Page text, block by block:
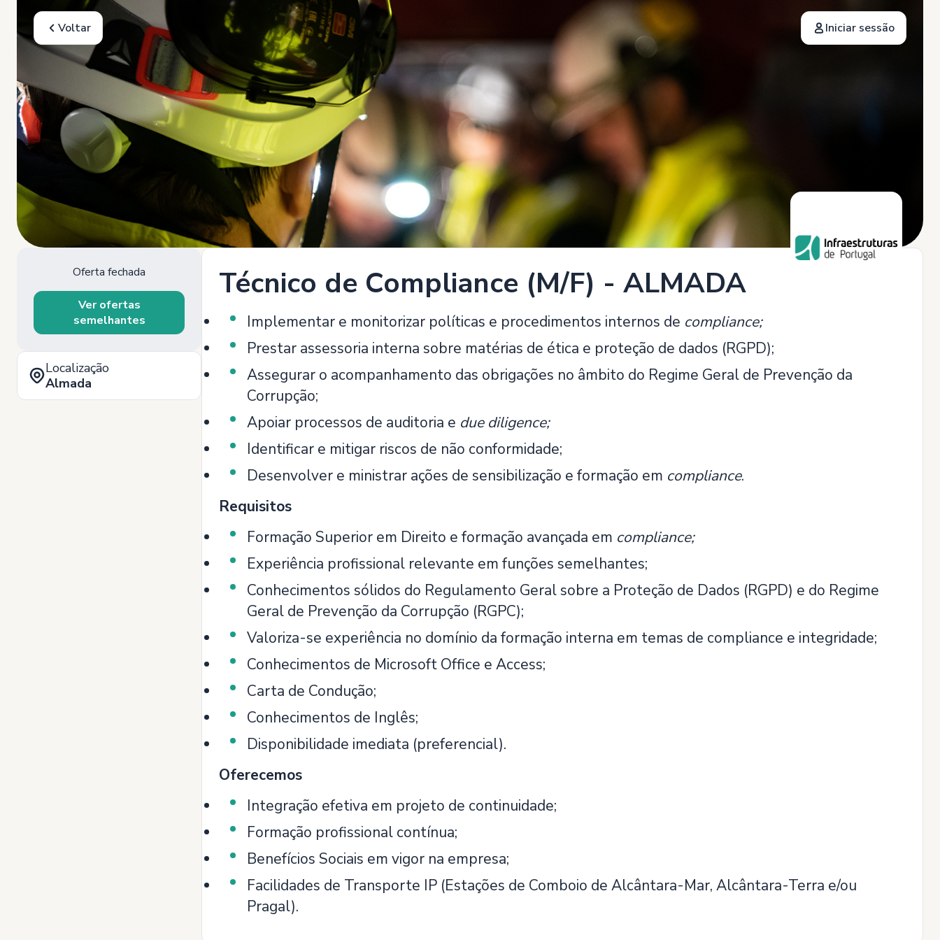
Voltar Iniciar sessão
Oferta fechada
Ver ofertas
semelhantes
Localização
Almada
Técnico de Compliance (M/F) - ALMADA
Implementar e monitorizar políticas e procedimentos internos de compliance;
Prestar assessoria interna sobre matérias de ética e proteção de dados (RGPD);
Assegurar o acompanhamento das obrigações no âmbito do Regime Geral de Prevenção da
Corrupção;
Apoiar processos de auditoria e due diligence;
Identificar e mitigar riscos de não conformidade;
Desenvolver e ministrar ações de sensibilização e formação em compliance.
Requisitos
Formação Superior em Direito e formação avançada em compliance;
Experiência profissional relevante em funções semelhantes;
Conhecimentos sólidos do Regulamento Geral sobre a Proteção de Dados (RGPD) e do Regime
Geral de Prevenção da Corrupção (RGPC);
Valoriza-se experiência no domínio da formação interna em temas de compliance e integridade;
Conhecimentos de Microsoft Office e Access;
Carta de Condução;
Conhecimentos de Inglês;
Disponibilidade imediata (preferencial).
Oferecemos
Integração efetiva em projeto de continuidade;
Formação profissional contínua;
Benefícios Sociais em vigor na empresa;
Facilidades de Transporte IP (Estações de Comboio de Alcântara-Mar, Alcântara-Terra e/ou
Pragal).